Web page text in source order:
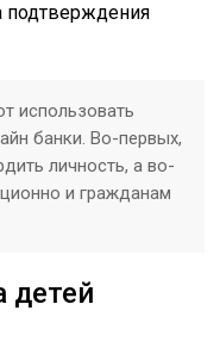
подтверждения
использовать
банки. Во-первых,
личность, а во-
и гражданам
детей